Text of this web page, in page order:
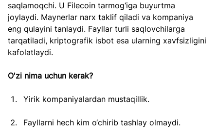
saqlamoqchi. U Filecoin tarmog‘iga buyurtma
joylaydi. Maynerlar narx taklif qiladi va kompaniya
eng qulayini tanlaydi. Fayllar turli saqlovchilarga
tarqatiladi, kriptografik isbot esa ularning xavfsizligini
kafolatlaydi.
O'zi nima uchun kerak?
Yirik kompaniyalardan mustaqillik.
Fayllarni hech kim o‘chirib tashlay olmaydi.